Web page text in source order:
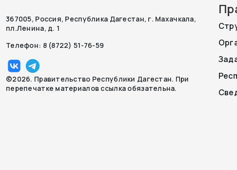
367005, Россия, Республика Дагестан, г. Махачкала,
пл.Ленина, д. 1
Телефон: 8 (8722) 51-76-59
©2026. Правительство Республики Дагестан. При
перепечатке материалов ссылка обязательна.